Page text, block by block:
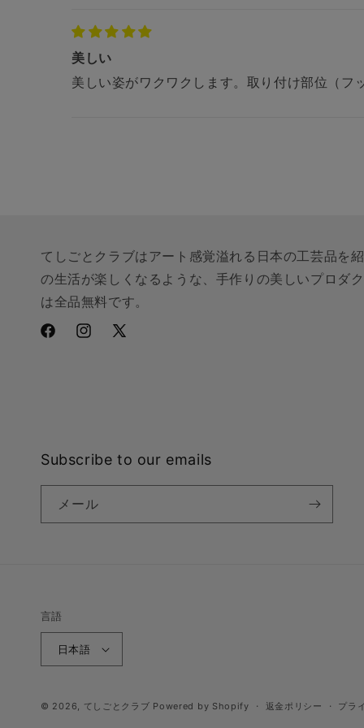
美しい
美しい姿がワクワクします。取り付け部位（
てしごとクラブはアート感覚溢れる日本の工芸品を
の生活が楽しくなるような、手作りの美しいプロダ
は全品無料です。
FacebookInstagram
X
Subscribe to our emails
メール
言語
日本語
© 2026, てしごとクラブ Powered by Shopify 返金ポリシー プラ